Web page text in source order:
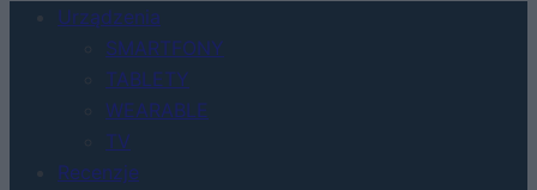
Urządzenia
SMARTFONY
TABLETY
WEARABLE
TV
Recenzje